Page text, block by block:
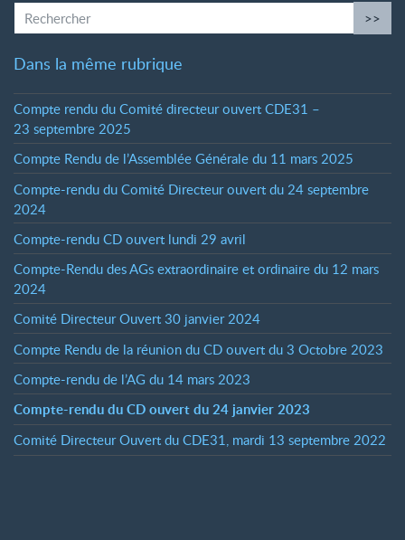
>>
Dans la même rubrique
Compte rendu du Comité directeur ouvert CDE31 –
23 septembre 2025
Compte Rendu de l’Assemblée Générale du 11 mars 2025
Compte-rendu du Comité Directeur ouvert du 24 septembre
2024
Compte-rendu CD ouvert lundi 29 avril
Compte-Rendu des AGs extraordinaire et ordinaire du 12 mars
2024
Comité Directeur Ouvert 30 janvier 2024
Compte Rendu de la réunion du CD ouvert du 3 Octobre 2023
Compte-rendu de l’AG du 14 mars 2023
Compte-rendu du CD ouvert du 24 janvier 2023
Comité Directeur Ouvert du CDE31, mardi 13 septembre 2022